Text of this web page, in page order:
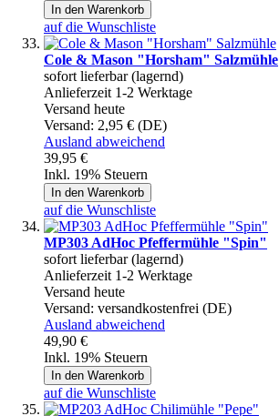
In den Warenkorb
auf die Wunschliste
Cole & Mason "Horsham" Salzmühle
sofort lieferbar (lagernd)
Anlieferzeit 1-2 Werktage
Versand heute
Versand: 2,95 € (DE)
Ausland abweichend
39,95 €
Inkl. 19% Steuern
In den Warenkorb
auf die Wunschliste
MP303 AdHoc Pfeffermühle "Spin"
sofort lieferbar (lagernd)
Anlieferzeit 1-2 Werktage
Versand heute
Versand: versandkostenfrei (DE)
Ausland abweichend
49,90 €
Inkl. 19% Steuern
In den Warenkorb
auf die Wunschliste